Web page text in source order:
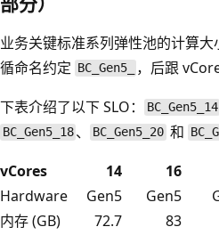
业务关键标准系列弹性池的计算
循命名约定 BC_Gen5_
，后跟
下表介绍了以下 SLO：
BC_Gen5_14
BC_Gen5_18 、 BC_Gen5_20 和
vCores
14 16
Hardware
Gen5 Gen5
内存 (GB)
72.7 83